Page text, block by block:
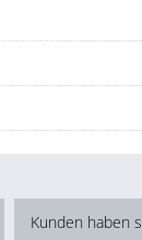
Kunden haben